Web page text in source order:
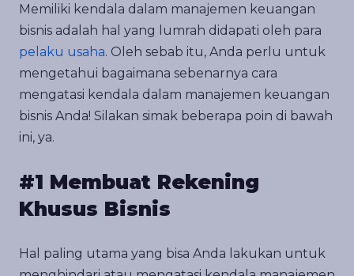
Memiliki kendala dalam manajemen keuangan
bisnis adalah hal yang lumrah didapati oleh para
pelaku usaha. Oleh sebab itu, Anda perlu untuk
mengetahui bagaimana sebenarnya cara
mengatasi kendala dalam manajemen keuangan
bisnis Anda! Silakan simak beberapa poin di bawah
ini, ya.
#1 Membuat Rekening
Khusus Bisnis
Hal paling utama yang bisa Anda lakukan untuk